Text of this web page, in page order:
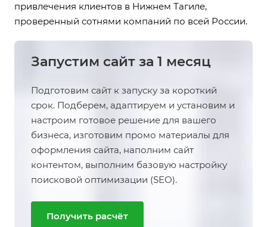
привлечения клиентов в Нижнем Тагиле,
проверенный сотнями компаний по всей России.
Запустим сайт за 1 месяц
Подготовим сайт к запуску за короткий
срок. Подберем, адаптируем и установим и
настроим готовое решение для вашего
бизнеса, изготовим промо материалы для
оформления сайта, наполним сайт
контентом, выполним базовую настройку
поисковой оптимизации (SEO).
Получить расчёт